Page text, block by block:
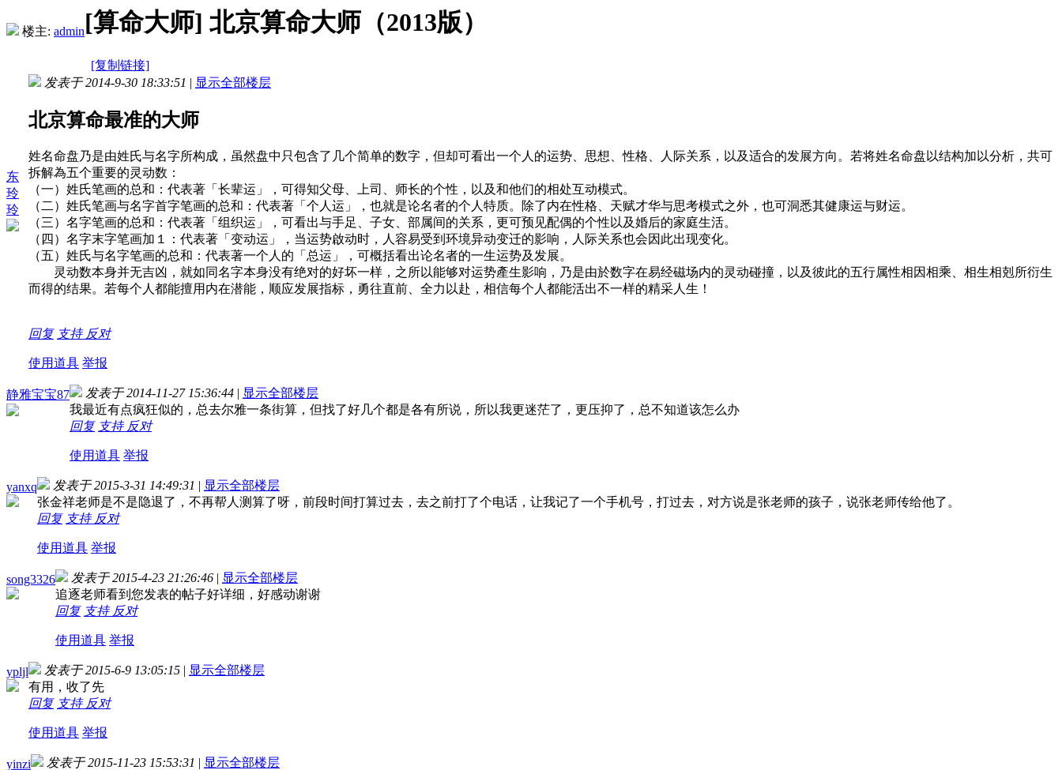
楼主: admin[算命大师] 北京算命大师（2013版）
[复制链接]
东
玲
玲
发表于 2014-9-30 18:33:51 | 显示全部楼层
北京算命最准的大师
姓名命盘乃是由姓氏与名字所构成，虽然盘中只包含了几个简单的数字，但却可看出一个人的运势、思想、性格、人际关系，以及适合的发展方向。若将姓名命盘以结构加以分析，共可
拆解為五个重要的灵动数：
（一）姓氏笔画的总和：代表著「长辈运」，可得知父母、上司、师长的个性，以及和他们的相处互动模式。
（二）姓氏笔画与名字首字笔画的总和：代表著「个人运」，也就是论名者的个人特质。除了内在性格、天赋才华与思考模式之外，也可洞悉其健康运与财运。
（三）名字笔画的总和：代表著「组织运」，可看出与手足、子女、部属间的关系，更可预见配偶的个性以及婚后的家庭生活。
（四）名字末字笔画加１：代表著「变动运」，当运势啟动时，人容易受到环境异动变迁的影响，人际关系也会因此出现变化。
（五）姓氏与名字笔画的总和：代表著一个人的「总运」，可概括看出论名者的一生运势及发展。
灵动数本身并无吉凶，就如同名字本身没有绝对的好坏一样，之所以能够对运势產生影响，乃是由於数字在易经磁场内的灵动碰撞，以及彼此的五行属性相因相乘、相生相剋所衍生
而得的结果。若每个人都能擅用内在潜能，顺应发展指标，勇往直前、全力以赴，相信每个人都能活出不一样的精采人生！
回复 支持 反对
使用道具 举报
静雅宝宝87 发表于 2014-11-27 15:36:44 | 显示全部楼层
我最近有点疯狂似的，总去尔雅一条街算，但找了好几个都是各有所说，所以我更迷茫了，更压抑了，总不知道该怎么办
回复 支持 反对
使用道具 举报
yanxq 发表于 2015-3-31 14:49:31 | 显示全部楼层
张金祥老师是不是隐退了，不再帮人测算了呀，前段时间打算过去，去之前打了个电话，让我记了一个手机号，打过去，对方说是张老师的孩子，说张老师传给他了。
回复 支持 反对
使用道具 举报
song3326 发表于 2015-4-23 21:26:46 | 显示全部楼层
追逐老师看到您发表的帖子好详细，好感动谢谢
回复 支持 反对
使用道具 举报
ypljl 发表于 2015-6-9 13:05:15 | 显示全部楼层
有用，收了先
回复 支持 反对
使用道具 举报
yinzi 发表于 2015-11-23 15:53:31 | 显示全部楼层